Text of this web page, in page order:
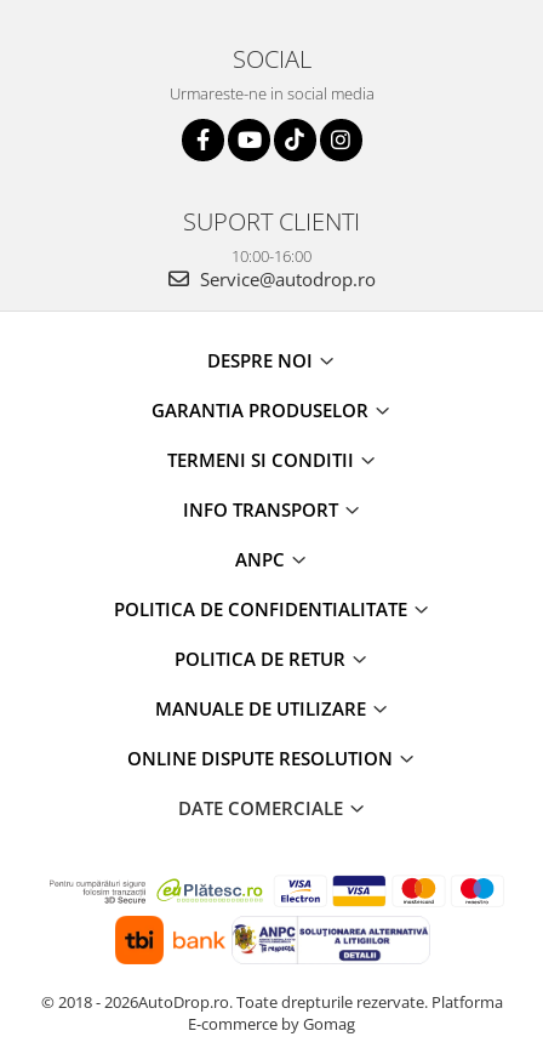
SOCIAL
Urmareste-ne in social media
SUPORT CLIENTI
10:00-16:00
Service@autodrop.ro
DESPRE NOI
GARANTIA PRODUSELOR
TERMENI SI CONDITII
INFO TRANSPORT
ANPC
POLITICA DE CONFIDENTIALITATE
POLITICA DE RETUR
MANUALE DE UTILIZARE
ONLINE DISPUTE RESOLUTION
DATE COMERCIALE
© 2018 - 2026AutoDrop.ro. Toate drepturile rezervate. Platforma
E-commerce by Gomag